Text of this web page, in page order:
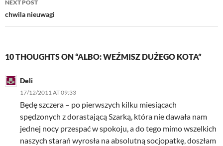
NEXT POST
chwila nieuwagi
10 THOUGHTS ON “ALBO: WEŹMISZ DUŻEGO KOTA”
Deli
17/12/2011 AT 09:33
Będę szczera – po pierwszych kilku miesiącach
spędzonych z dorastającą Szarką, która nie dawała nam
jednej nocy przespać w spokoju, a do tego mimo wszelkich
naszych starań wyrosła na absolutną socjopatkę, doszłam